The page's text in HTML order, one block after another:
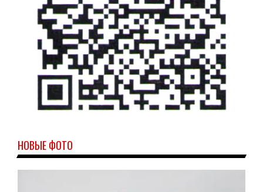
НОВЫЕ ФОТО